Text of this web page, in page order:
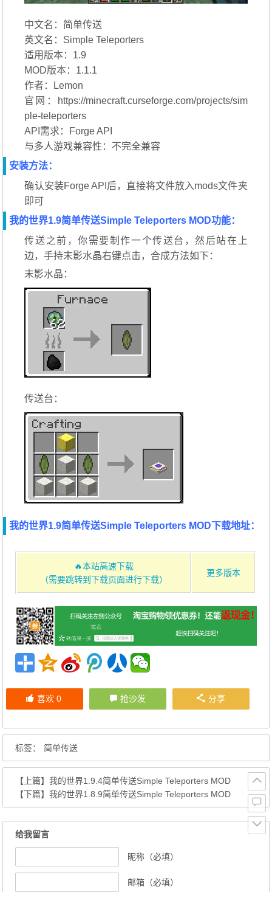
中文名：简单传送
英文名：Simple Teleporters
适用版本：1.9
MOD版本：1.1.1
作者：Lemon
官网：https://minecraft.curseforge.com/projects/sim
ple-teleporters
API需求：Forge API
与多人游戏兼容性：不完全兼容
安装方法：
确认安装Forge API后，直接将文件放入mods文件夹
即可
我的世界1.9简单传送Simple Teleporters MOD功能：
传送之前，你需要制作一个传送台，然后站在上
边，手持末影水晶右键点击，合成方法如下：
末影水晶：
传送台：
我的世界1.9简单传送Simple Teleporters MOD下载地址：
🔥本站高速下载
（需要跳转到下载页面进行下载）
更多版本
喜欢 0 抢沙发 分享
标签： 简单传送
【上篇】我的世界1.9.4简单传送Simple Teleporters MOD
【下篇】我的世界1.8.9简单传送Simple Teleporters MOD
给我留言
昵称（必填）
邮箱（必填）